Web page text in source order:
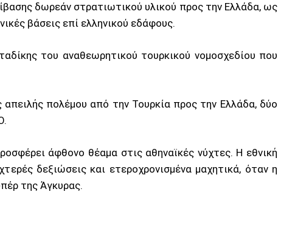
δωρεάν στρατιωτικού υλικού προς την Ελλάδα, ως
βάσεις επί ελληνικού εδάφους.
του αναθεωρητικού τουρκικού νομοσχεδίου που
πολέμου από την Τουρκία προς την Ελλάδα, δύο
άφθονο θέαμα στις αθηναϊκές νύχτες. Η εθνική
δεξιώσεις και ετεροχρονισμένα μαχητικά, όταν η
της Άγκυρας.